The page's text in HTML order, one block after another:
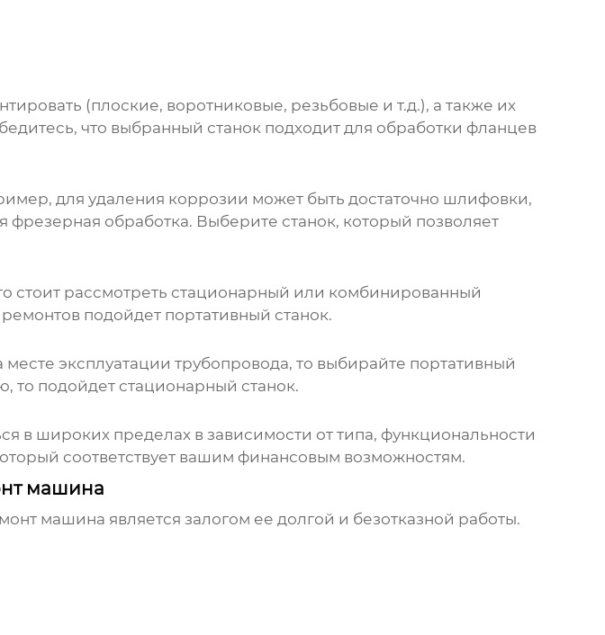
(плоские, воротниковые, резьбовые и т.д.), а также их
что выбранный станок подходит для обработки фланцев
для удаления коррозии может быть достаточно шлифовки,
обработка. Выберите станок, который позволяет
стоит рассмотреть стационарный или комбинированный
подойдет портативный станок.
эксплуатации трубопровода, то выбирайте портативный
то подойдет стационарный станок.
в широких пределах в зависимости от типа, функциональности
соответствует вашим финансовым возможностям.
машина
машина является залогом ее долгой и безотказной работы.